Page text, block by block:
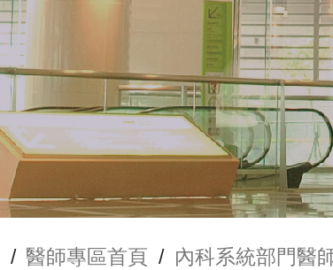
/ 醫師專區首頁 / 內科系統部門醫